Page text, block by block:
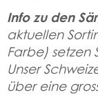
Info zu den
aktuellen
Farbe) setzen
Unser
über eine